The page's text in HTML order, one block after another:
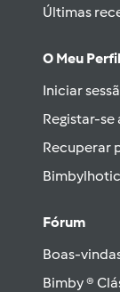
Últimas
O Meu Perfil
Iniciar
Registar-se
Recuperar
Fórum
Boas-
Bimby ®